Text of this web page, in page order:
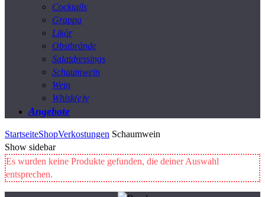
Cocktails
Grappa
Likör
Obstbrände
Salatdressings
Schaumwein
Wein
Whisk(e)y
Angebote
StartseiteShopVerkostungen Schaumwein
Show sidebar
Es wurden keine Produkte gefunden, die deiner Auswahl
entsprechen.